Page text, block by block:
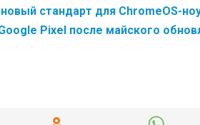
стандарт для ChromeOS-
Pixel после майского